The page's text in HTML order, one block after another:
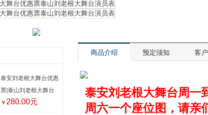
泰安刘老根大舞台优惠
票|泰山刘老根大舞台
￥ 280.00元
商品介绍 预定须知 客
泰安刘老根大舞台周一
周六一个座位图，请亲